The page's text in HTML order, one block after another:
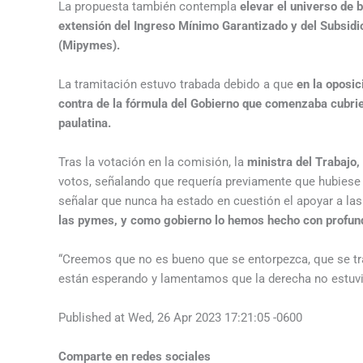
La propuesta también contempla elevar el universo de
extensión del Ingreso Mínimo Garantizado y del
(Mipymes).
La tramitación estuvo trabada debido a que en la
contra de la fórmula del Gobierno que comenzaba
paulatina.
Tras la votación en la comisión, la ministra del
votos, señalando que requería previamente que
señalar que nunca ha estado en cuestión el apoyar a
las pymes, y como gobierno lo hemos hecho con
“Creemos que no es bueno que se entorpezca, que
están esperando y lamentamos que la derecha no
Published at Wed, 26 Apr 2023 17:21:05 -0600
Comparte en redes sociales